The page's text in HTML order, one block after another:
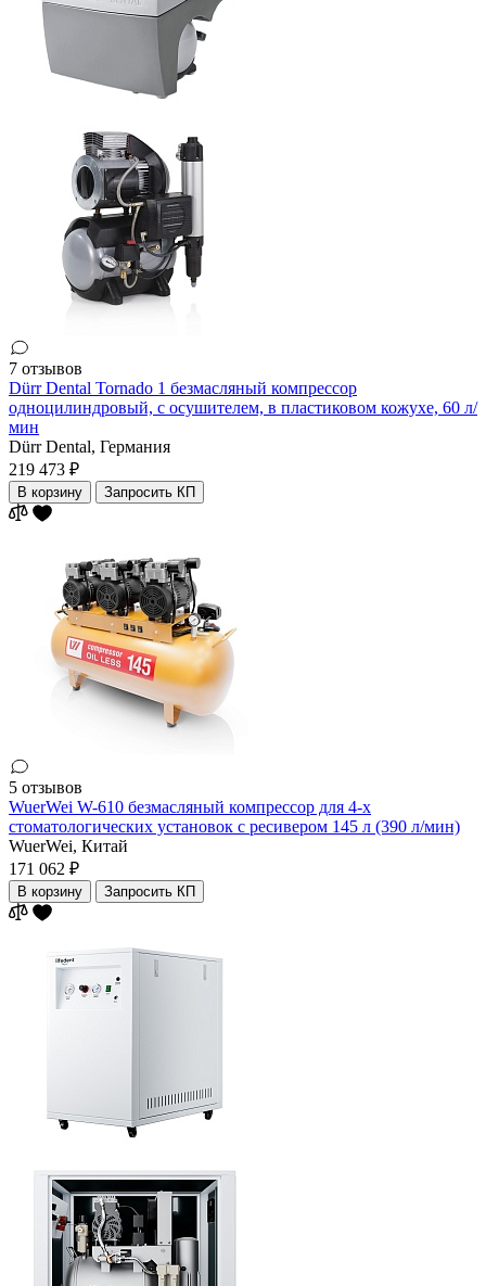
7 отзывов
Dürr Dental Tornado 1 безмасляный компрессор
одноцилиндровый, с осушителем, в пластиковом кожухе, 60 л/
мин
Dürr Dental, Германия
219 473 ₽
В корзину Запросить КП
5 отзывов
WuerWei W-610 безмасляный компрессор для 4-х
стоматологических установок с ресивером 145 л (390 л/мин)
WuerWei, Китай
171 062 ₽
В корзину Запросить КП